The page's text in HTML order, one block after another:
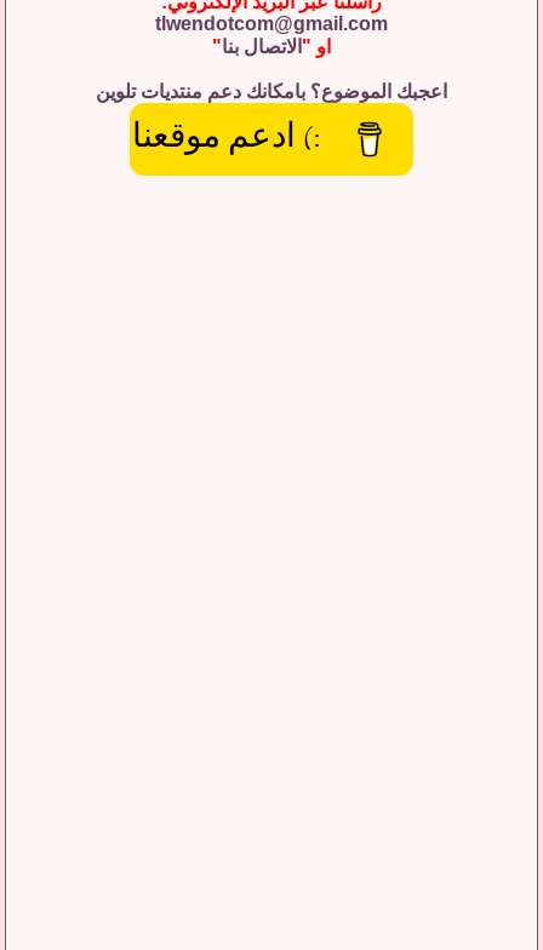
tlwendotcom@gmail.com
او " الاتصال بنا"
اعجبك الموضوع؟ بامكانك دعم منتديات تلوين
:) ادعم موقعنا